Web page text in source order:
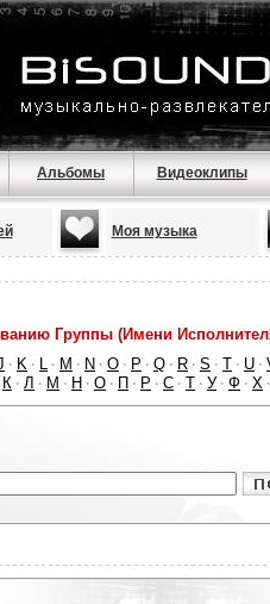
Альбомы Видеоклипы
Моя музыка
Группы (Имени
· K · L · M · N · O · P · Q · R · S · T · U ·
К · Л · М · Н · О · П · Р · С · Т · У · Ф · Х